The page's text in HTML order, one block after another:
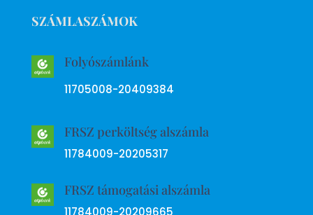
SZÁMLASZÁMOK
Folyószámlánk
11705008-20409384
FRSZ perköltség alszámla
11784009-20205317
FRSZ támogatási alszámla
11784009-20209665